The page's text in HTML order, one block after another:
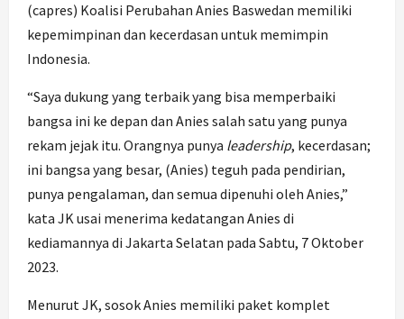
(capres) Koalisi Perubahan Anies Baswedan memiliki
kepemimpinan dan kecerdasan untuk memimpin
Indonesia.
“Saya dukung yang terbaik yang bisa memperbaiki
bangsa ini ke depan dan Anies salah satu yang punya
rekam jejak itu. Orangnya punya leadership, kecerdasan;
ini bangsa yang besar, (Anies) teguh pada pendirian,
punya pengalaman, dan semua dipenuhi oleh Anies,”
kata JK usai menerima kedatangan Anies di
kediamannya di Jakarta Selatan pada Sabtu, 7 Oktober
2023.
Menurut JK, sosok Anies memiliki paket komplet